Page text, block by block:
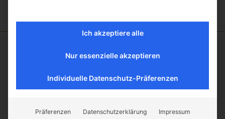
Kontakt
Boller Rocks KG
35428 Langgöns
Ich akzeptiere alle
Nur essenzielle akzeptieren
Individuelle Datenschutz-Präferenzen
Präferenzen Datenschutzerklärung Impressum